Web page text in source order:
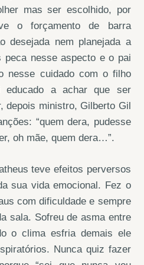
mas ser escolhido, por
o forçamento de barra
desejada nem planejada a
peca nesse aspecto e o pai
nesse cuidado com o filho
a achar que ser
depois ministro, Gilberto Gil
“quem dera, pudesse
oh mãe, quem dera…”.
teve efeitos perversos
sua vida emocional. Fez o
com dificuldade e sempre
sala. Sofreu de asma entre
o clima esfria demais ele
Nunca quiz fazer